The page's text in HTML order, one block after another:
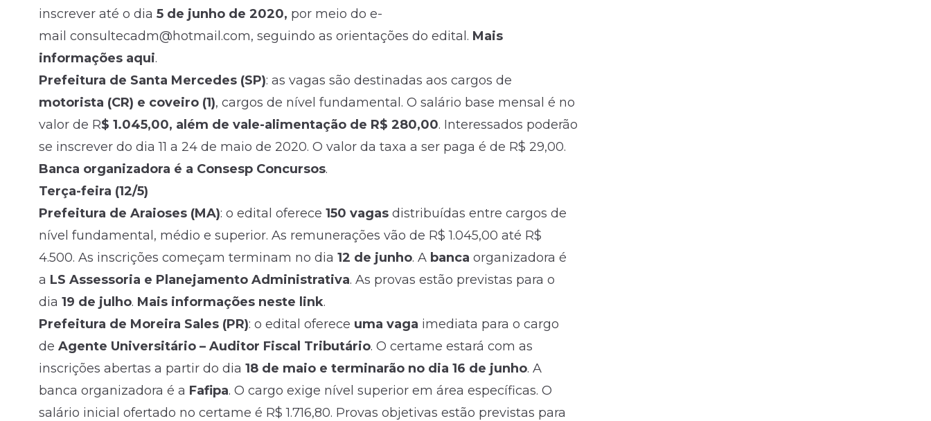
inscrever até o dia 5 de junho de 2020, por meio do e-
mail consultecadm@hotmail.com, seguindo as orientações do edital. Mais
informações aqui.
Prefeitura de Santa Mercedes (SP): as vagas são destinadas aos cargos de
motorista (CR) e coveiro (1), cargos de nível fundamental. O salário base mensal é no
valor de R$ 1.045,00, além de vale-alimentação de R$ 280,00. Interessados poderão
se inscrever do dia 11 a 24 de maio de 2020. O valor da taxa a ser paga é de R$ 29,00.
Banca organizadora é a Consesp Concursos.
Terça-feira (12/5)
Prefeitura de Araioses (MA): o edital oferece 150 vagas distribuídas entre cargos de
nível fundamental, médio e superior. As remunerações vão de R$ 1.045,00 até R$
4.500. As inscrições começam terminam no dia 12 de junho. A banca organizadora é
a LS Assessoria e Planejamento Administrativa. As provas estão previstas para o
dia 19 de julho. Mais informações neste link.
Prefeitura de Moreira Sales (PR): o edital oferece uma vaga imediata para o cargo
de Agente Universitário – Auditor Fiscal Tributário. O certame estará com as
inscrições abertas a partir do dia 18 de maio e terminarão no dia 16 de junho. A
banca organizadora é a Fafipa. O cargo exige nível superior em área específicas. O
salário inicial ofertado no certame é R$ 1.716,80. Provas objetivas estão previstas para